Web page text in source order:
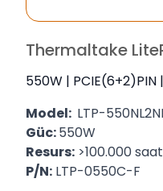
Thermaltake
550W | PCIE(6+2)PIN
Model: LTP-
Güc:550W
Resurs: >100.000 saat
P/N: LTP-0550C-F